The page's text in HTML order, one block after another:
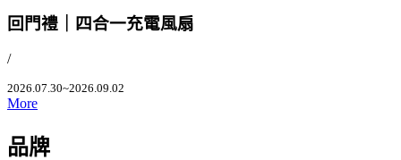
回門禮｜四合一充電風扇
/
2026.07.30~2026.09.02
More
品牌